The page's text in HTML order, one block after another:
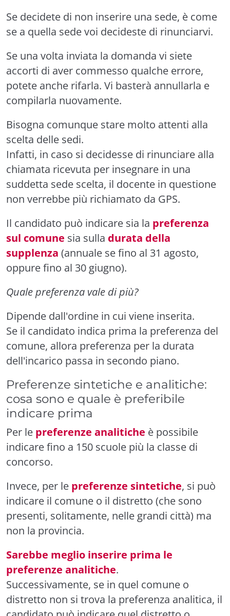
Se decidete di non inserire una sede, è come
se a quella sede voi decideste di rinunciarvi.
Se una volta inviata la domanda vi siete
accorti di aver commesso qualche errore,
potete anche rifarla. Vi basterà annullarla e
compilarla nuovamente.
Bisogna comunque stare molto attenti alla
scelta delle sedi.
Infatti, in caso si decidesse di rinunciare alla
chiamata ricevuta per insegnare in una
suddetta sede scelta, il docente in questione
non verrebbe più richiamato da GPS.
Il candidato può indicare sia la preferenza
sul comune sia sulla durata della
supplenza (annuale se fino al 31 agosto,
oppure fino al 30 giugno).
Quale preferenza vale di più?
Dipende dall'ordine in cui viene inserita.
Se il candidato indica prima la preferenza del
comune, allora preferenza per la durata
dell'incarico passa in secondo piano.
Preferenze sintetiche e analitiche:
cosa sono e quale è preferibile
indicare prima
Per le preferenze analitiche è possibile
indicare fino a 150 scuole più la classe di
concorso.
Invece, per le preferenze sintetiche, si può
indicare il comune o il distretto (che sono
presenti, solitamente, nelle grandi città) ma
non la provincia.
Sarebbe meglio inserire prima le
preferenze analitiche.
Successivamente, se in quel comune o
distretto non si trova la preferenza analitica, il